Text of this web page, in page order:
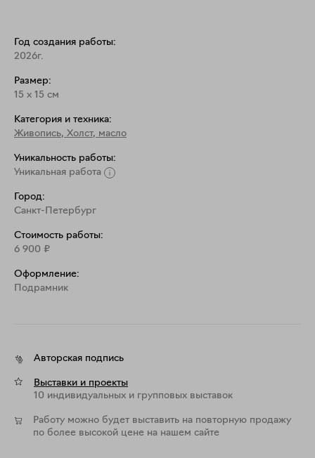
Год создания работы:
2026г.
Размер:
15 x 15 см
Категория и техника:
Живопись, Холст, масло
Уникальность работы:
Уникальная работа
Город:
Санкт-Петербург
Стоимость работы:
6 900 ₽
Оформление:
Подрамник
Авторская подпись
Выставки и проекты
10 индивидуальных и групповых выставок
Работу можно будет выставить на повторную продажу
по более высокой цене на нашем сайте